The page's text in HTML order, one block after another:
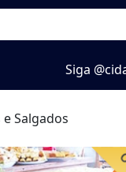
Siga
Salgados